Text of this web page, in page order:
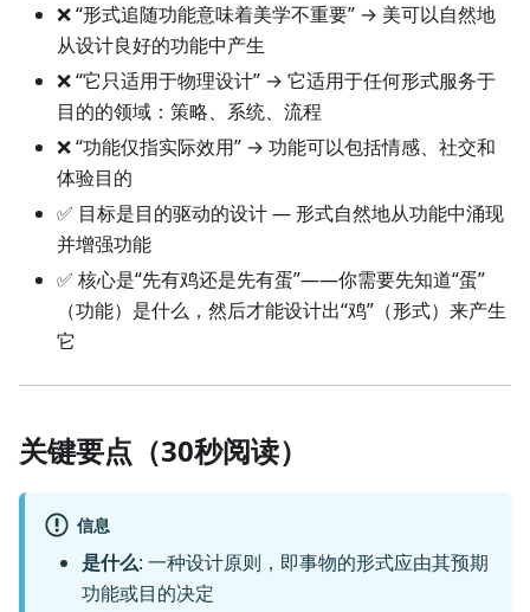
❌ “形式追随功能意味着美学不重要” → 美可以自然地
从设计良好的功能中产生
❌ “它只适用于物理设计” → 它适用于任何形式服务于
目的的领域：策略、系统、流程
❌ “功能仅指实际效用” → 功能可以包括情感、社交和
体验目的
✅ 目标是目的驱动的设计 — 形式自然地从功能中涌现
并增强功能
✅ 核心是“先有鸡还是先有蛋”——你需要先知道“蛋”
（功能）是什么，然后才能设计出“鸡”（形式）来产生
它
关键要点（30秒阅读）
信息
是什么: 一种设计原则，即事物的形式应由其预期
功能或目的决定